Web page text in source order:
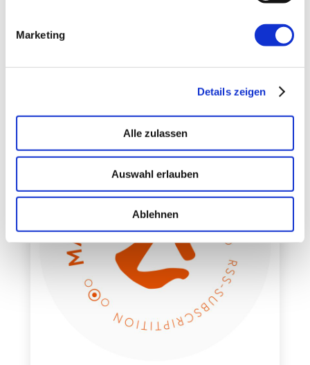
Marketing
Details zeigen
Alle zulassen
Auswahl erlauben
Ablehnen